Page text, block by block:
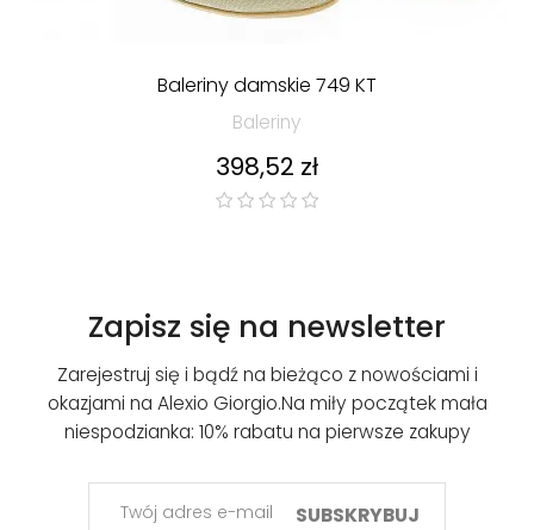
Baleriny damskie 749 KT
Baleriny
Cena
398,52 zł
Zapisz się na newsletter
Zarejestruj się i bądź na bieżąco z nowościami i
okazjami na Alexio Giorgio.Na miły początek mała
niespodzianka: 10% rabatu na pierwsze zakupy
SUBSKRYBUJ